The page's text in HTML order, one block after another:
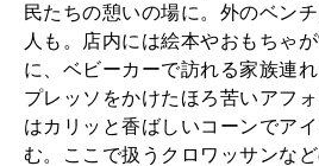
民たちの憩いの場に。外のベン
人も。店内には絵本やおもちゃ
に、ベビーカーで訪れる家族連
プレッソをかけたほろ苦いアフ
はカリッと香ばしいコーンでア
む。ここで扱うクロワッサンな